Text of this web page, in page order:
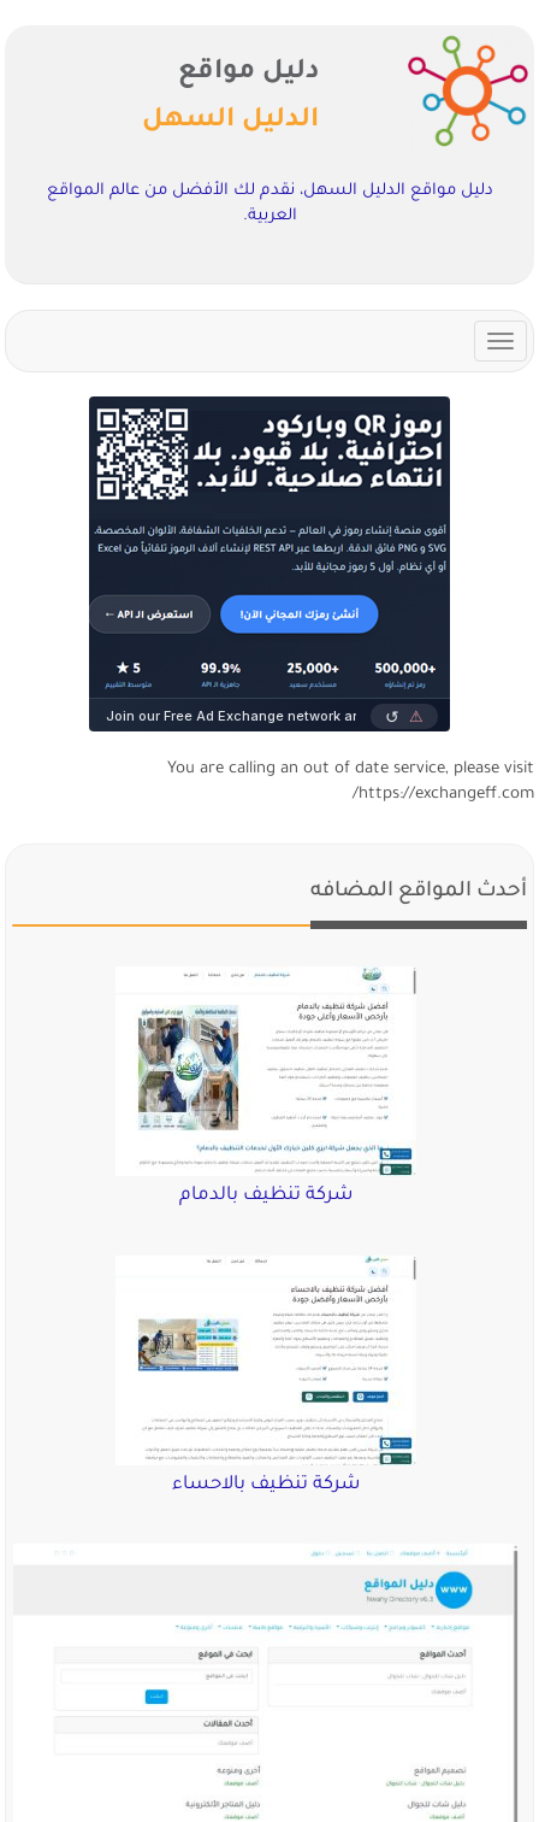
دليل مواقع
الدليل السهل
دليل مواقع الدليل السهل، نقدم لك الأفضل من عالم المواقع
العربية.
Toggle
navigation
You are calling an out of date service, please visit
https://exchangeff.com/
أحدث المواقع المضافه
شركة تنظيف بالدمام
شركة تنظيف بالاحساء